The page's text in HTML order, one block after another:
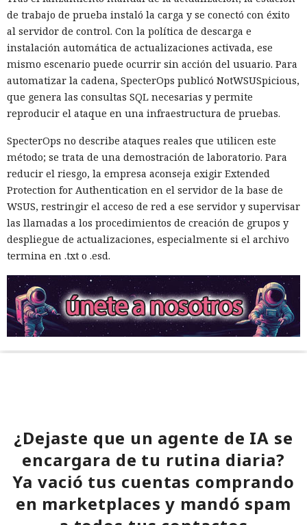
de trabajo de prueba instaló la carga y se conectó con éxito
al servidor de control. Con la política de descarga e
instalación automática de actualizaciones activada, ese
mismo escenario puede ocurrir sin acción del usuario. Para
automatizar la cadena, SpecterOps publicó NotWSUSpicious,
que genera las consultas SQL necesarias y permite
reproducir el ataque en una infraestructura de pruebas.
SpecterOps no describe ataques reales que utilicen este
método; se trata de una demostración de laboratorio. Para
reducir el riesgo, la empresa aconseja exigir Extended
Protection for Authentication en el servidor de la base de
WSUS, restringir el acceso de red a ese servidor y supervisar
las llamadas a los procedimientos de creación de grupos y
despliegue de actualizaciones, especialmente si el archivo
termina en .txt o .esd.
¿Dejaste que un agente de IA se
encargara de tu rutina diaria?
Ya vació tus cuentas comprando
en marketplaces y mandó spam